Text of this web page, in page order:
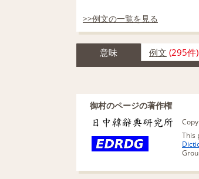
>>例文の一覧を見る
意味 例文 (295件)
御村のページの著作権
This